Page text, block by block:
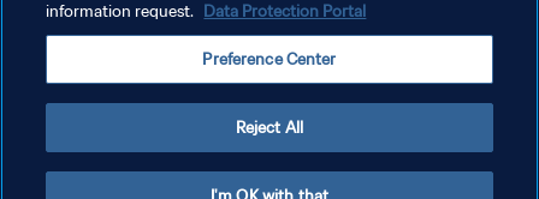
POLÍTICA DE PRIVACIDAD
TÉRMINOS DE SERVICIO
AJUSTAR LA CONFIGURACIÓN DE LAS COOKIES
information request. Data Protection Portal
Preference Center
Reject All